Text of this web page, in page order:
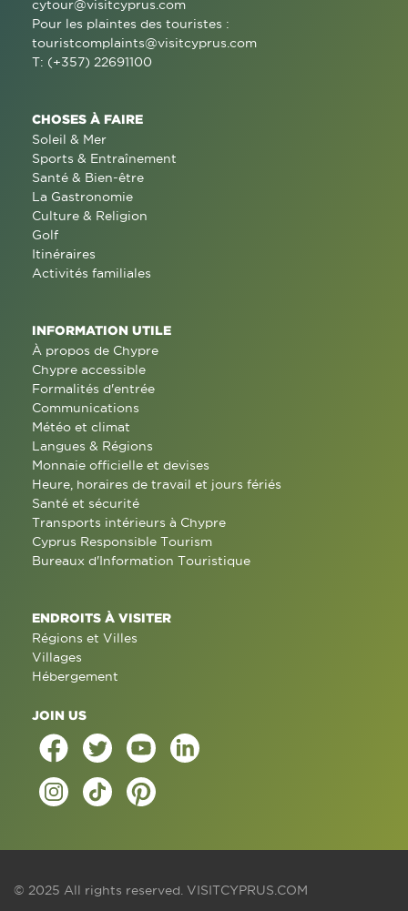
cytour@visitcyprus.com
Pour les plaintes des touristes :
touristcomplaints@visitcyprus.com
T: (+357) 22691100
CHOSES À FAIRE
Soleil & Mer
Sports & Entraînement
Santé & Bien-être
La Gastronomie
Culture & Religion
Golf
Itinéraires
Activités familiales
INFORMATION UTILE
À propos de Chypre
Chypre accessible
Formalités d'entrée
Communications
Météo et climat
Langues & Régions
Monnaie officielle et devises
Heure, horaires de travail et jours fériés
Santé et sécurité
Transports intérieurs à Chypre
Cyprus Responsible Tourism
Bureaux d'Information Touristique
ENDROITS À VISITER
Régions et Villes
Villages
Hébergement
JOIN US
© 2025 All rights reserved. VISITCYPRUS.COM